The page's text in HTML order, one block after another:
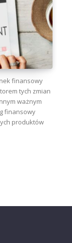
finansowy
tych zmian
ważnym
finansowy
produktów